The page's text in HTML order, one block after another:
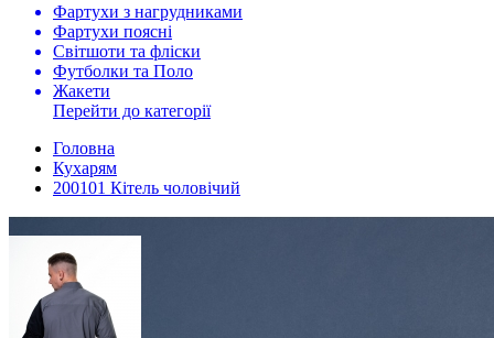
Фартухи з нагрудниками
Фартухи поясні
Світшоти та фліски
Футболки та Поло
Жакети
Перейти до категорії
Головна
Кухарям
200101 Кітель чоловічий